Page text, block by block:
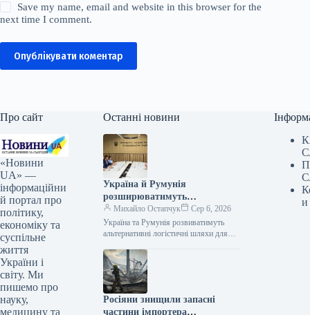
Save my name, email and website in this browser for the
next time I comment.
Опублікувати коментар
Про сайт
«Новини
UA» —
інформаційни
й портал про
політику,
економіку та
суспільне
життя
України і
світу. Ми
пишемо про
науку,
медицину та
Останні новини
Україна й Румунія
розширюватимуть
альтернативні шляхи
поставок для експорту
сільськогосподарської
Михайло Остапчук
Сер 6, 2026
Україна та Румунія розвиватимуть
альтернативні логістичні шляхи для
продукції 05.08.2026 16:14 Укрінформ
Україна та Румунія працюють над
розширенням…
Росіяни знищили запасні
частини імпортера
и